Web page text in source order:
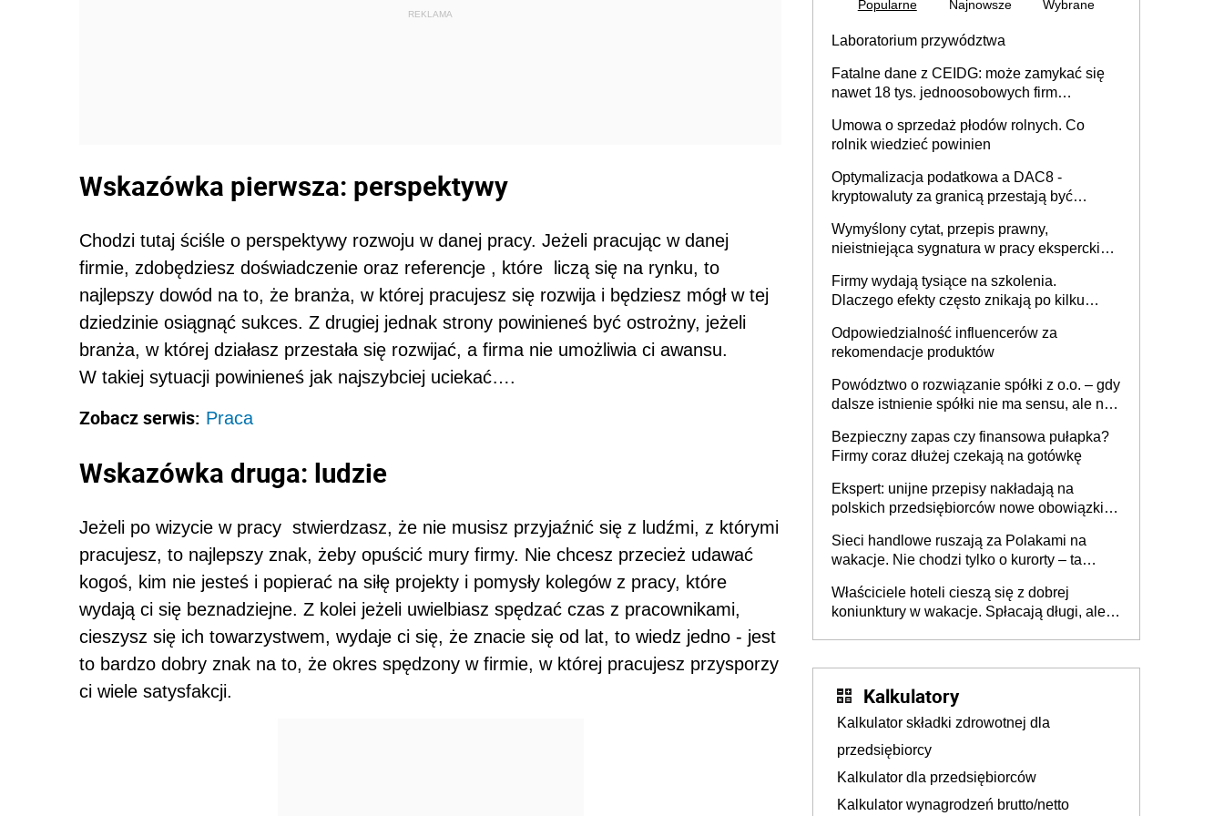
REKLAMA
Wskazówka pierwsza: perspektywy
Chodzi tutaj ściśle o perspektywy rozwoju w danej pracy. Jeżeli pracując w danej
firmie, zdobędziesz doświadczenie oraz referencje , które liczą się na rynku, to
najlepszy dowód na to, że branża, w której pracujesz się rozwija i będziesz mógł w tej
dziedzinie osiągnąć sukces. Z drugiej jednak strony powinieneś być ostrożny, jeżeli
branża, w której działasz przestała się rozwijać, a firma nie umożliwia ci awansu.
W takiej sytuacji powinieneś jak najszybciej uciekać….
Zobacz serwis: Praca
Wskazówka druga: ludzie
Jeżeli po wizycie w pracy stwierdzasz, że nie musisz przyjaźnić się z ludźmi, z którymi
pracujesz, to najlepszy znak, żeby opuścić mury firmy. Nie chcesz przecież udawać
kogoś, kim nie jesteś i popierać na siłę projekty i pomysły kolegów z pracy, które
wydają ci się beznadziejne. Z kolei jeżeli uwielbiasz spędzać czas z pracownikami,
cieszysz się ich towarzystwem, wydaje ci się, że znacie się od lat, to wiedz jedno - jest
to bardzo dobry znak na to, że okres spędzony w firmie, w której pracujesz przysporzy
ci wiele satysfakcji.
Popularne Najnowsze Wybrane
Laboratorium przywództwa
Fatalne dane z CEIDG: może zamykać się
nawet 18 tys. jednoosobowych firm
Umowa o sprzedaż płodów rolnych. Co
rolnik wiedzieć powinien
Optymalizacja podatkowa a DAC8 -
kryptowaluty za granicą przestają być
Wymyślony cytat, przepis prawny,
nieistniejąca sygnatura w pracy eksperckiej -
firmie
Firmy wydają tysiące na szkolenia.
Dlaczego efekty często znikają po kilku
Odpowiedzialność influencerów za
rekomendacje produktów
Powództwo o rozwiązanie spółki z o.o. – gdy
dalsze istnienie spółki nie ma sensu, ale nie
Bezpieczny zapas czy finansowa pułapka?
Firmy coraz dłużej czekają na gotówkę
Ekspert: unijne przepisy nakładają na
polskich przedsiębiorców nowe obowiązki w
Sieci handlowe ruszają za Polakami na
wakacje. Nie chodzi tylko o kurorty – ta
tam, gdzie wielu spędzi urlop po cichu
Właściciele hoteli cieszą się z dobrej
koniunktury w wakacje. Spłacają długi, ale
Kalkulatory
Kalkulator składki zdrowotnej dla
przedsiębiorcy
Kalkulator dla przedsiębiorców
Kalkulator wynagrodzeń brutto/netto